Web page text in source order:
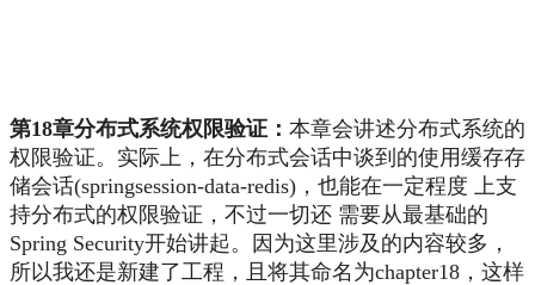
第18章分布式系统权限验证： 本章会讲述分布式系统的
权限验证。实际上，在分布式会话中谈到的使用缓存存
储会话(springsession-data-redis)，也能在一定程度 上支
持分布式的权限验证，不过一切还 需要从最基础的
Spring Security开始讲起。因为这里涉及的内容较多，
所以我还是新建了工程，且将其命名为chapter18，这样